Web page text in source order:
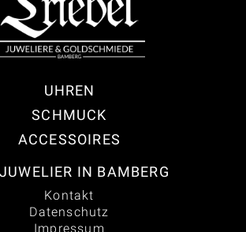
UHREN
SCHMUCK
ACCESSOIRES
IN BAMBERG
Kontakt
Datenschutz
Impressum